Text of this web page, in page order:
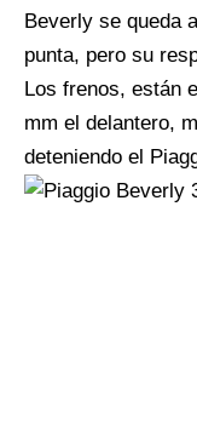
Beverly se queda
punta, pero su
Los frenos, están
mm el delantero,
deteniendo el